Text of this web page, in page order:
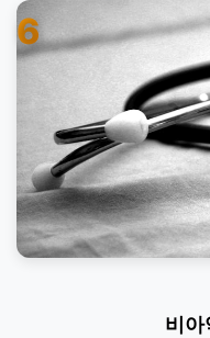
6
비아